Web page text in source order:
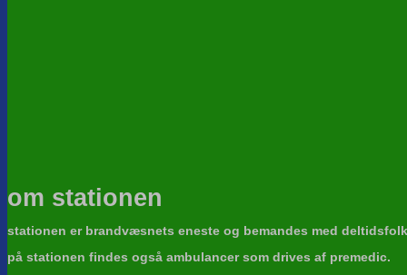
om stationen
stationen er brandvæsnets eneste og bemandes med
på stationen findes også ambulancer som drives af premedic.